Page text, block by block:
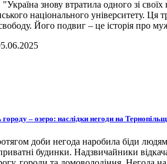
знову втратила одного зі
національного університету.
Його подвиг – це історія про
городу – озеро: наслідки негоди на
доби негода наробила біди
будинки. Надзвичайники